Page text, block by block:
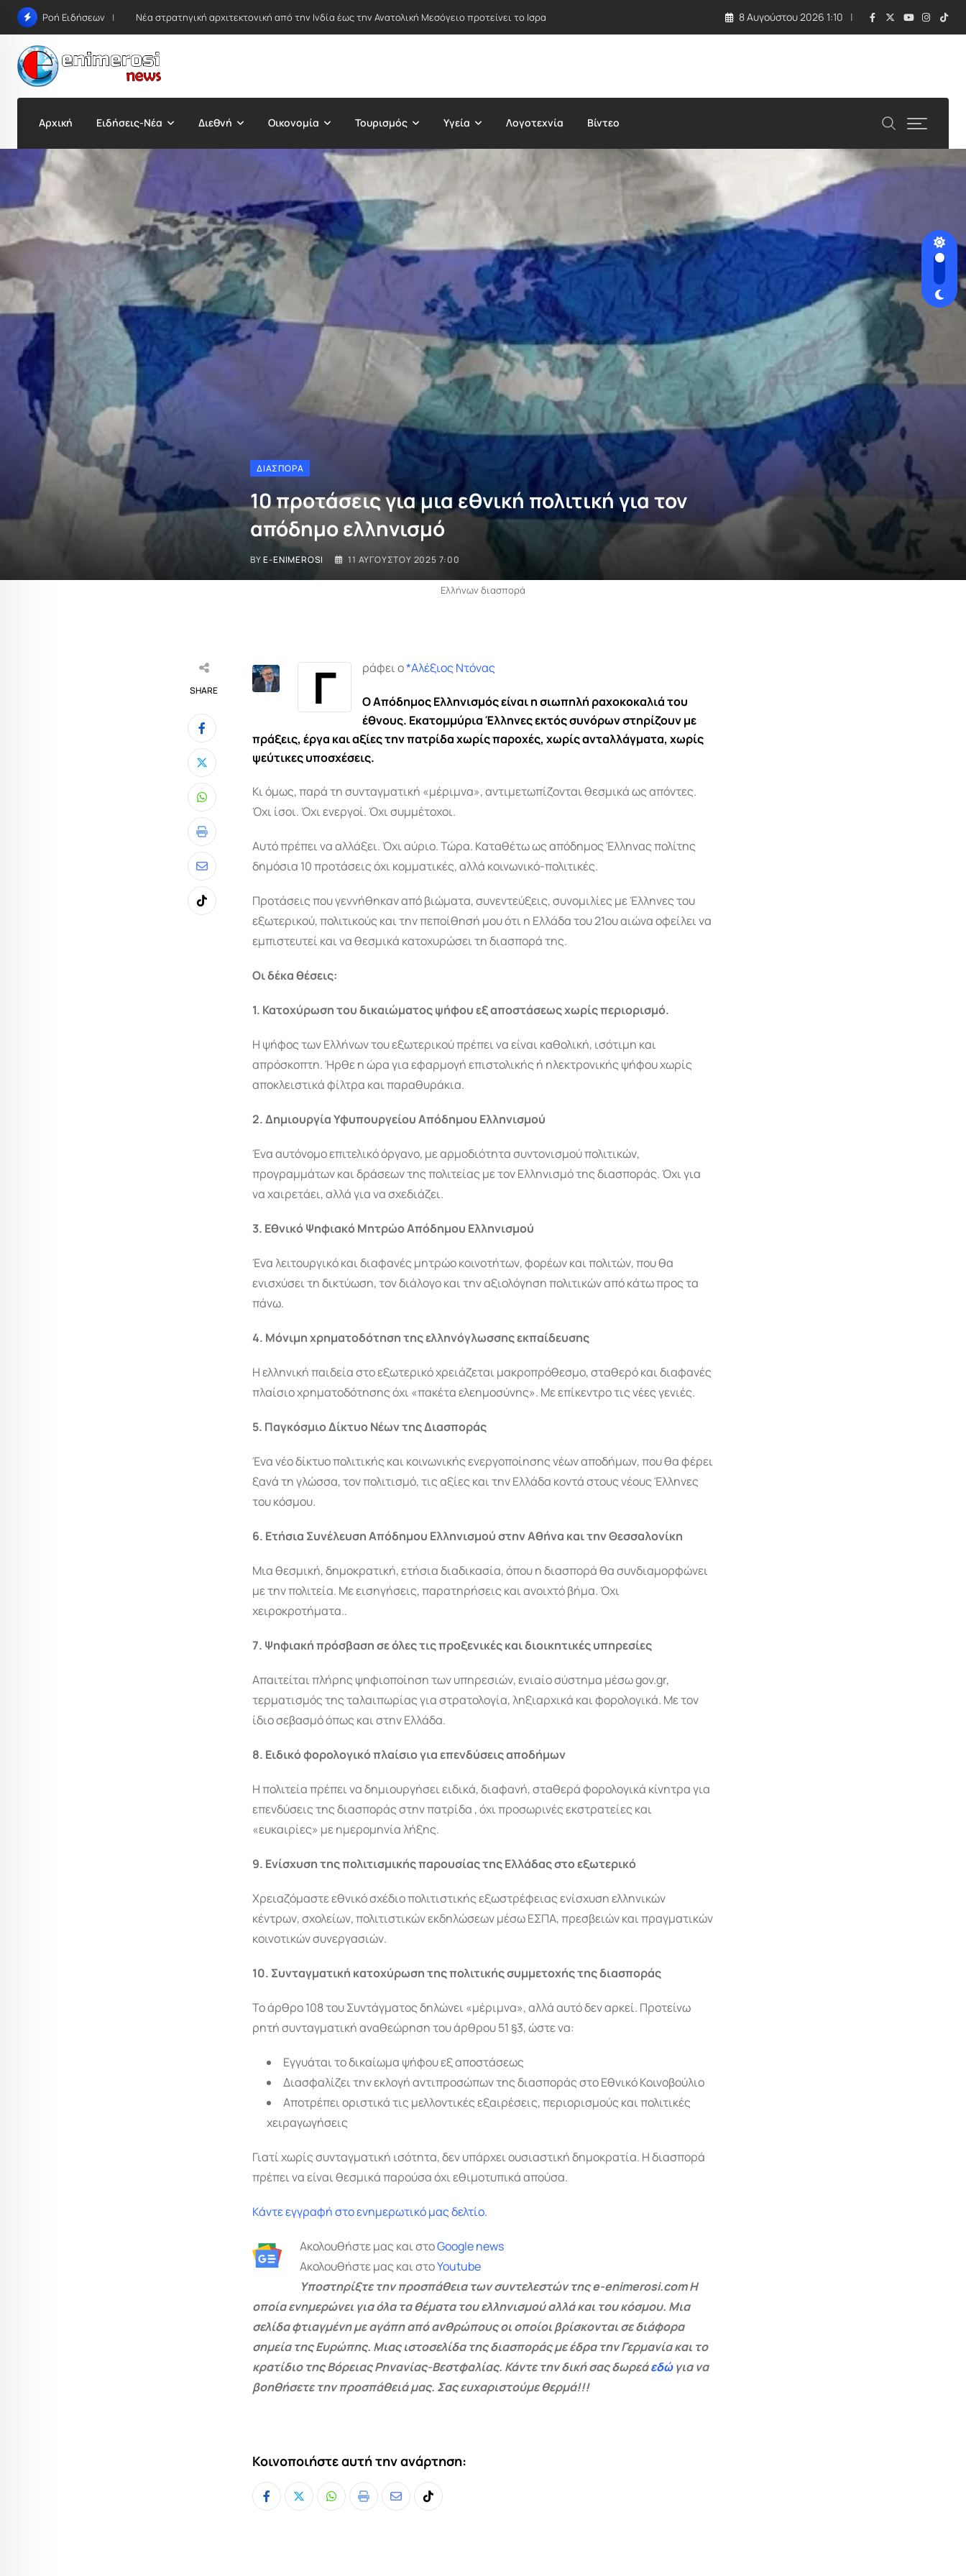
Skip
content
Ροή Ειδήσεων Νέα στρατηγική αρχιτεκτονική από την Ινδία έως την Ανατολική Μεσόγειο προτείνει το Ισραήλ – Στο επίκεντρο Ελλάδα και Κύπρος 8 Αυγούστου 2026 1:10
Αρχική Ειδήσεις-Νέα Διεθνή Οικονομία Τουρισμός Υγεία Λογοτεχνία Βίντεο
ΔΙΑΣΠΟΡΆ
10 προτάσεις για μια εθνική πολιτική για τον
απόδημο ελληνισμό
BYE-ENIMEROSI 11 ΑΥΓΟΎΣΤΟΥ 2025 7:00
Ελλήνων διασπορά
SHARE
Whatsapp
Print
Share
via
Email
Tiktok
Γ ράφει ο*Αλέξιος Ντόνας
Ο Απόδημος Ελληνισμός είναι η σιωπηλή ραχοκοκαλιά του
έθνους. Εκατομμύρια Έλληνες εκτός συνόρων στηρίζουν με
πράξεις, έργα και αξίες την πατρίδα χωρίς παροχές, χωρίς ανταλλάγματα, χωρίς
ψεύτικες υποσχέσεις.
Κι όμως, παρά τη συνταγματική «μέριμνα», αντιμετωπίζονται θεσμικά ως απόντες.
Όχι ίσοι. Όχι ενεργοί. Όχι συμμέτοχοι.
Αυτό πρέπει να αλλάξει. Όχι αύριο. Τώρα. Καταθέτω ως απόδημος Έλληνας πολίτης
δημόσια 10 προτάσεις όχι κομματικές, αλλά κοινωνικό-πολιτικές.
Προτάσεις που γεννήθηκαν από βιώματα, συνεντεύξεις, συνομιλίες με Έλληνες του
εξωτερικού, πολιτικούς και την πεποίθησή μου ότι η Ελλάδα του 21ου αιώνα οφείλει να
εμπιστευτεί και να θεσμικά κατοχυρώσει τη διασπορά της.
Οι δέκα θέσεις:
1. Κατοχύρωση του δικαιώματος ψήφου εξ αποστάσεως χωρίς περιορισμό.
Η ψήφος των Ελλήνων του εξωτερικού πρέπει να είναι καθολική, ισότιμη και
απρόσκοπτη. Ήρθε η ώρα για εφαρμογή επιστολικής ή ηλεκτρονικής ψήφου χωρίς
αποκλειστικά φίλτρα και παραθυράκια.
2. Δημιουργία Υφυπουργείου Απόδημου Ελληνισμού
Ένα αυτόνομο επιτελικό όργανο, με αρμοδιότητα συντονισμού πολιτικών,
προγραμμάτων και δράσεων της πολιτείας με τον Ελληνισμό της διασποράς. Όχι για
να χαιρετάει, αλλά για να σχεδιάζει.
3. Εθνικό Ψηφιακό Μητρώο Απόδημου Ελληνισμού
Ένα λειτουργικό και διαφανές μητρώο κοινοτήτων, φορέων και πολιτών, που θα
ενισχύσει τη δικτύωση, τον διάλογο και την αξιολόγηση πολιτικών από κάτω προς τα
πάνω.
4. Μόνιμη χρηματοδότηση της ελληνόγλωσσης εκπαίδευσης
Η ελληνική παιδεία στο εξωτερικό χρειάζεται μακροπρόθεσμο, σταθερό και διαφανές
πλαίσιο χρηματοδότησης όχι «πακέτα ελεημοσύνης». Με επίκεντρο τις νέες γενιές.
5. Παγκόσμιο Δίκτυο Νέων της Διασποράς
Ένα νέο δίκτυο πολιτικής και κοινωνικής ενεργοποίησης νέων αποδήμων, που θα φέρει
ξανά τη γλώσσα, τον πολιτισμό, τις αξίες και την Ελλάδα κοντά στους νέους Έλληνες
του κόσμου.
6. Ετήσια Συνέλευση Απόδημου Ελληνισμού στην Αθήνα και την Θεσσαλονίκη
Μια θεσμική, δημοκρατική, ετήσια διαδικασία, όπου η διασπορά θα συνδιαμορφώνει
με την πολιτεία. Με εισηγήσεις, παρατηρήσεις και ανοιχτό βήμα. Όχι
χειροκροτήματα..
7. Ψηφιακή πρόσβαση σε όλες τις προξενικές και διοικητικές υπηρεσίες
Απαιτείται πλήρης ψηφιοποίηση των υπηρεσιών, ενιαίο σύστημα μέσω gov.gr,
τερματισμός της ταλαιπωρίας για στρατολογία, ληξιαρχικά και φορολογικά. Με τον
ίδιο σεβασμό όπως και στην Ελλάδα.
8. Ειδικό φορολογικό πλαίσιο για επενδύσεις αποδήμων
Η πολιτεία πρέπει να δημιουργήσει ειδικά, διαφανή, σταθερά φορολογικά κίνητρα για
επενδύσεις της διασποράς στην πατρίδα , όχι προσωρινές εκστρατείες και
«ευκαιρίες» με ημερομηνία λήξης.
9. Ενίσχυση της πολιτισμικής παρουσίας της Ελλάδας στο εξωτερικό
Χρειαζόμαστε εθνικό σχέδιο πολιτιστικής εξωστρέφειας ενίσχυση ελληνικών
κέντρων, σχολείων, πολιτιστικών εκδηλώσεων μέσω ΕΣΠΑ, πρεσβειών και πραγματικών
κοινοτικών συνεργασιών.
10. Συνταγματική κατοχύρωση της πολιτικής συμμετοχής της διασποράς
Το άρθρο 108 του Συντάγματος δηλώνει «μέριμνα», αλλά αυτό δεν αρκεί. Προτείνω
ρητή συνταγματική αναθεώρηση του άρθρου 51 §3, ώστε να:
Εγγυάται το δικαίωμα ψήφου εξ αποστάσεως
Διασφαλίζει την εκλογή αντιπροσώπων της διασποράς στο Εθνικό Κοινοβούλιο
Αποτρέπει οριστικά τις μελλοντικές εξαιρέσεις, περιορισμούς και πολιτικές
χειραγωγήσεις
Γιατί χωρίς συνταγματική ισότητα, δεν υπάρχει ουσιαστική δημοκρατία. Η διασπορά
πρέπει να είναι θεσμικά παρούσα όχι εθιμοτυπικά απούσα.
Κάντε εγγραφή στο ενημερωτικό μας δελτίο.
Ακολουθήστε μας και στοGooglenews
Ακολουθήστε μας και στοYoutube
Υποστηρίξτε την προσπάθεια των συντελεστών της e-enimerosi.com Η
οποία ενημερώνει για όλα τα θέματα του ελληνισμού αλλά και του κόσμου. Μια
σελίδα φτιαγμένη με αγάπη από ανθρώπους οι οποίοι βρίσκονται σε διάφορα
σημεία της Ευρώπης. Μιας ιστοσελίδα της διασποράς με έδρα την Γερμανία και το
κρατίδιο της Βόρειας Ρηνανίας-Βεστφαλίας. Κάντε την δική σας δωρεάεδώγια να
βοηθήσετε την προσπάθειά μας. Σας ευχαριστούμε θερμά!!!
Κοινοποιήστε αυτή την ανάρτηση:
Whatsapp
Print
ShareTiktok